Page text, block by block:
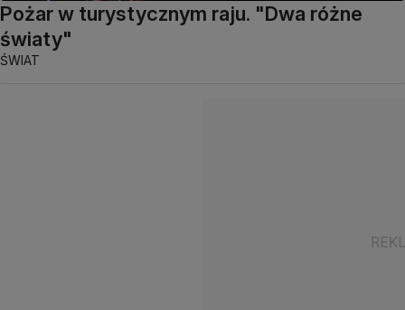
Pożar w turystycznym raju. "Dwa różne
światy"
ŚWIAT